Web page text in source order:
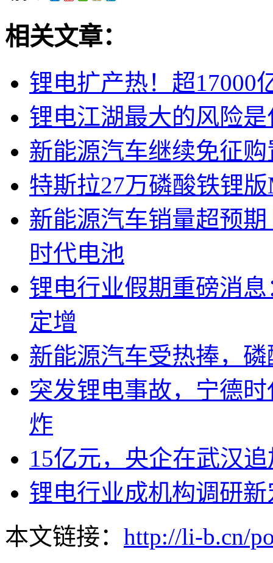
相关文章：
锂电扩产热！超17000
锂电江湖最大的风险
新能源汽车继续免征
特斯拉27万磷酸铁锂
新能源汽车销量超预
时代电池
锂电行业假期重磅消
定增
新能源汽车受热捧，
突发锂电事故，宁德
炸
15亿元，央企在武汉
锂电行业成机构调研新
本文链接： http://li-b.cn/